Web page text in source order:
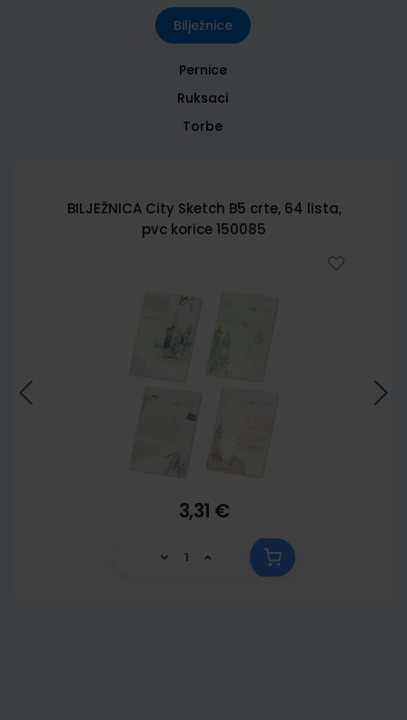
Bilježnice
Pernice
Ruksaci
Torbe
BILJEŽNICA City Sketch B5 crte, 64 lista,
pvc korice 150085
3,31 €